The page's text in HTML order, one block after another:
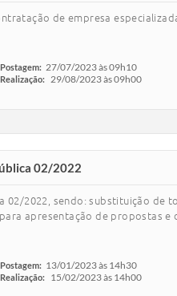
de empresa especializada
Postagem: 27/07/2023 às 09h10
Realização: 29/08/2023 às 09h00
02/2022
2022, sendo: substituição de
para apresentação de
Postagem: 13/01/2023 às 14h30
Realização: 15/02/2023 às 14h00